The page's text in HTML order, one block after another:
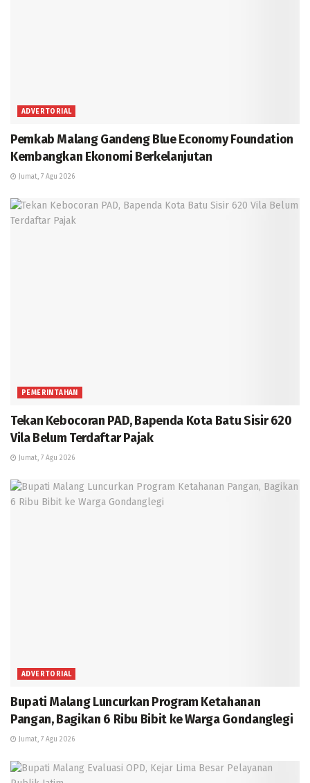
ADVERTORIAL
Pemkab Malang Gandeng Blue Economy Foundation
Kembangkan Ekonomi Berkelanjutan
Jumat, 7 Agu 2026
PEMERINTAHAN
Tekan Kebocoran PAD, Bapenda Kota Batu Sisir 620
Vila Belum Terdaftar Pajak
Jumat, 7 Agu 2026
ADVERTORIAL
Bupati Malang Luncurkan Program Ketahanan
Pangan, Bagikan 6 Ribu Bibit ke Warga Gondanglegi
Jumat, 7 Agu 2026